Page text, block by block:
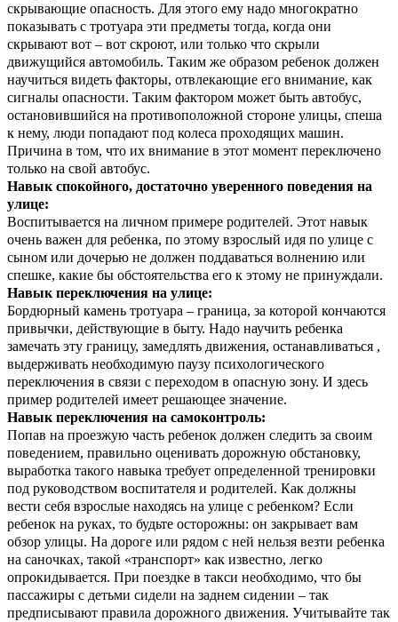
скрывающие опасность. Для этого ему надо многократно
показывать с тротуара эти предметы тогда, когда они
скрывают вот – вот скроют, или только что скрыли
движущийся автомобиль. Таким же образом ребенок должен
научиться видеть факторы, отвлекающие его внимание, как
сигналы опасности. Таким фактором может быть автобус,
остановившийся на противоположной стороне улицы, спеша
к нему, люди попадают под колеса проходящих машин.
Причина в том, что их внимание в этот момент переключено
только на свой автобус.
Навык спокойного, достаточно уверенного поведения на
улице:
Воспитывается на личном примере родителей. Этот навык
очень важен для ребенка, по этому взрослый идя по улице с
сыном или дочерью не должен поддаваться волнению или
спешке, какие бы обстоятельства его к этому не принуждали.
Навык переключения на улице:
Бордюрный камень тротуара – граница, за которой кончаются
привычки, действующие в быту. Надо научить ребенка
замечать эту границу, замедлять движения, останавливаться ,
выдерживать необходимую паузу психологического
переключения в связи с переходом в опасную зону. И здесь
пример родителей имеет решающее значение.
Навык переключения на самоконтроль:
Попав на проезжую часть ребенок должен следить за своим
поведением, правильно оценивать дорожную обстановку,
выработка такого навыка требует определенной тренировки
под руководством воспитателя и родителей. Как должны
вести себя взрослые находясь на улице с ребенком? Если
ребенок на руках, то будьте осторожны: он закрывает вам
обзор улицы. На дороге или рядом с ней нельзя везти ребенка
на саночках, такой «транспорт» как известно, легко
опрокидывается. При поездке в такси необходимо, что бы
пассажиры с детьми сидели на заднем сидении – так
предписывают правила дорожного движения. Учитывайте так